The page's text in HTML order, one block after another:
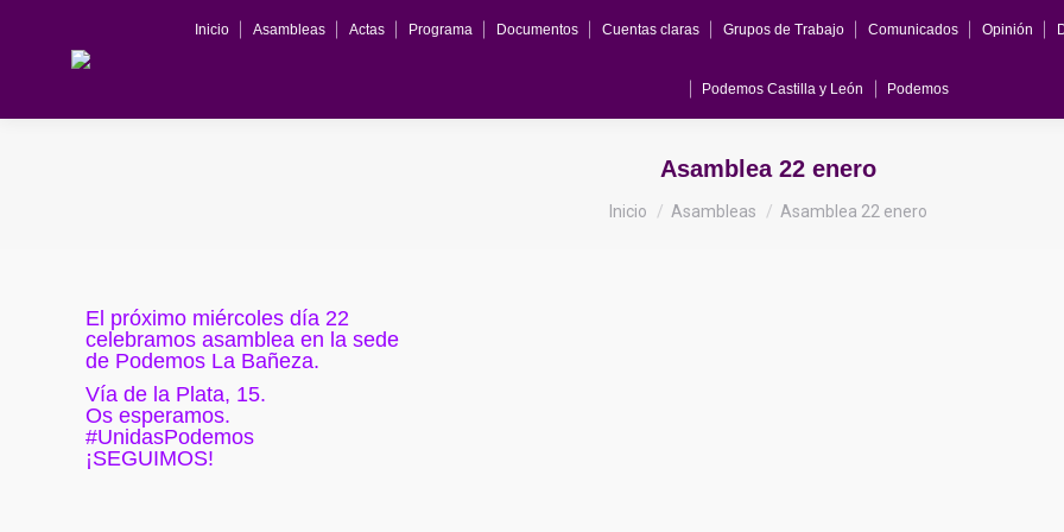
Inicio Asambleas Actas Programa Documentos Cuentas claras Grupos de Trabajo Comunicados Opinión
Podemos Castilla y León Podemos
Asamblea 22 enero
Inicio Asambleas Asamblea 22 enero
El próximo miércoles día 22
celebramos asamblea en la sede
de Podemos La Bañeza.
Vía de la Plata, 15.
Os esperamos.
#UnidasPodemos
¡SEGUIMOS!
Inicio Asambleas Actas Programa Documentos Cuentas claras Grupos de Trabajo Comunicados